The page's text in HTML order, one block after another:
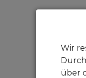
Wir
über